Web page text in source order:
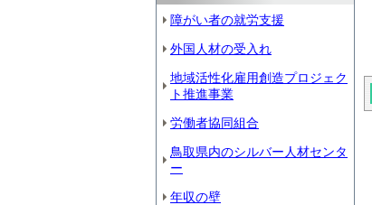
障がい者の就労支援
外国人材の受入れ
地域活性化雇用創造プロジェク
ト推進事業
労働者協同組合
鳥取県内のシルバー人材センタ
ー
年収の壁